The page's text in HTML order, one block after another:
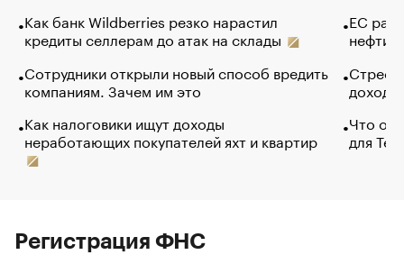
Как банк Wildberries резко нарастил
кредиты селлерам до атак на склады
Сотрудники открыли новый способ вредить
компаниям. Зачем им это
Как налоговики ищут доходы
неработающих покупателей яхт и квартир
ЕС
нефти
Что
для
Регистрация ФНС